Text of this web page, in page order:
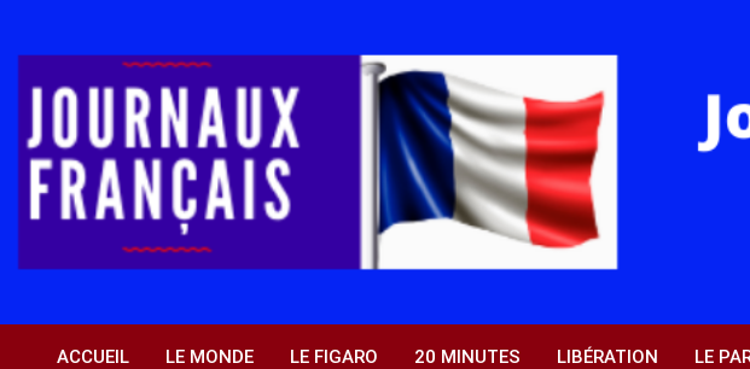
ACCUEIL LE MONDE LE FIGARO 20 MINUTES LIBÉRATION LE